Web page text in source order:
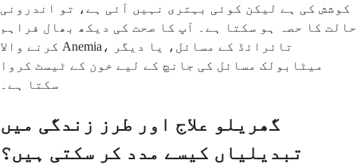
کوشش کی ہے لیکن کوئی بہتری نہیں آئی ہے، تو اندرونی
حالت کا حصہ ہو سکتا ہے۔ آپ کا صحت کی دیکھ بھال فراہم
کرنے والا Anemia، تائرائڈ کے مسائل، یا دیگر
میٹابولک مسائل کی جانچ کے لیے خون کے ٹیسٹ کروا
سکتا ہے۔
گھریلو علاج اور طرز زندگی میں
تبدیلیاں کیسے مدد کر سکتی ہیں؟